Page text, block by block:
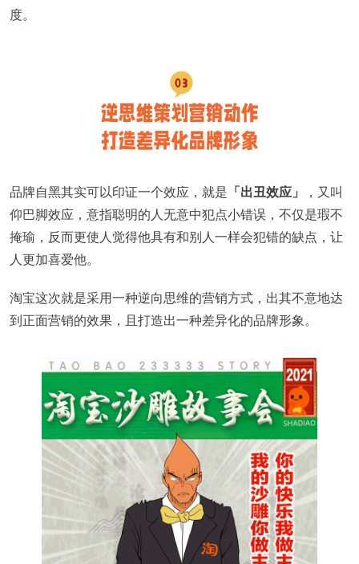
度。
品牌自黑其实可以印证一个效应，就是 「出丑效应」
，又叫
仰巴脚效应，意指聪明的人无意中犯点小错误，不仅是瑕不
掩瑜，反而更使人觉得他具有和别人一样会犯错的缺点，让
人更加喜爱他。
淘宝这次就是采用一种逆向思维的营销方式，出其不意地达
到正面营销的效果，且打造出一种差异化的品牌形象。